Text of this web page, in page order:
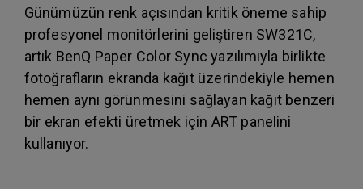
Günümüzün renk açısından kritik öneme sahip
profesyonel monitörlerini geliştiren SW321C,
artık BenQ Paper Color Sync yazılımıyla birlikte
fotoğrafların ekranda kağıt üzerindekiyle hemen
hemen aynı görünmesini sağlayan kağıt benzeri
bir ekran efekti üretmek için ART panelini
kullanıyor.